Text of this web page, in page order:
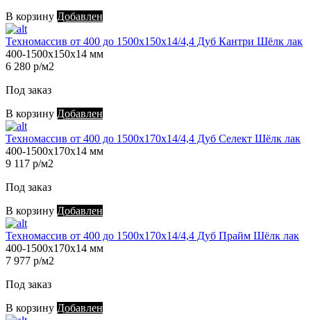
В корзину Добавлен
Техномассив от 400 до 1500х150х14/4,4 Дуб Кантри Шёлк лак
400-1500х150х14 мм
6 280 р/м2
Под заказ
В корзину Добавлен
Техномассив от 400 до 1500х170х14/4,4 Дуб Селект Шёлк лак
400-1500х170х14 мм
9 117 р/м2
Под заказ
В корзину Добавлен
Техномассив от 400 до 1500х170х14/4,4 Дуб Прайм Шёлк лак
400-1500х170х14 мм
7 977 р/м2
Под заказ
В корзину Добавлен